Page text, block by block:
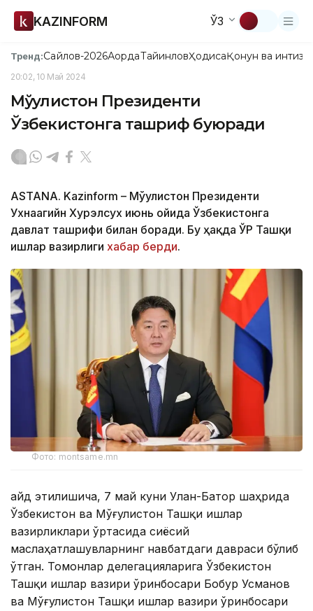
KAZINFORM ЎЗ
Тренд:Сайлов-2026АқордаТайинловҲодисаҚонун ва
20:02, 10 Май 2024
Мўғулистон Президенти
Ўзбекистонга ташриф буюради
ASTANA. Kazinform – Мўғулистон Президенти
Ухнаагийн Хурэлсух июнь ойида Ўзбекистонга
давлат ташрифи билан боради. Бу ҳақда ЎР Ташқи
ишлар вазирлиги хабар берди.
Фото: montsame.mn
Қайд этилишича, 7 май куни Улан-Батор шаҳрида
Ўзбекистон ва Мўғулистон Ташқи ишлар
вазирликлари ўртасида сиёсий
маслаҳатлашувларнинг навбатдаги давраси бўлиб
ўтган. Томонлар делегацияларига Ўзбекистон
Ташқи ишлар вазири ўринбосари Бобур Усманов
ва Мўғулистон Ташқи ишлар вазири ўринбосари